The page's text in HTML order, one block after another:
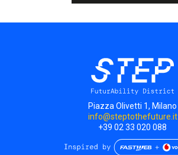
Piazza Olivetti 1, Milano
info@steptothefuture.it
+39 02 33 020 088